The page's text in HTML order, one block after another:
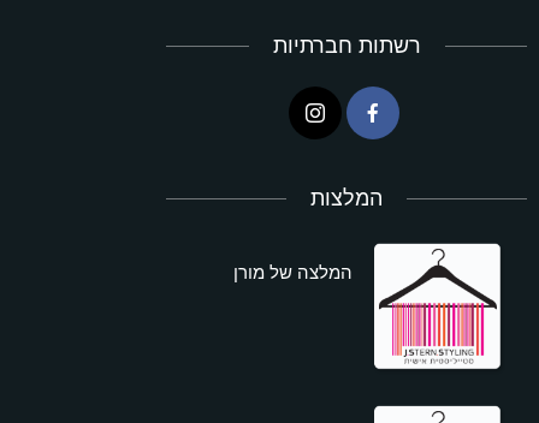
רשתות חברתיות
המלצות
המלצה של מורן